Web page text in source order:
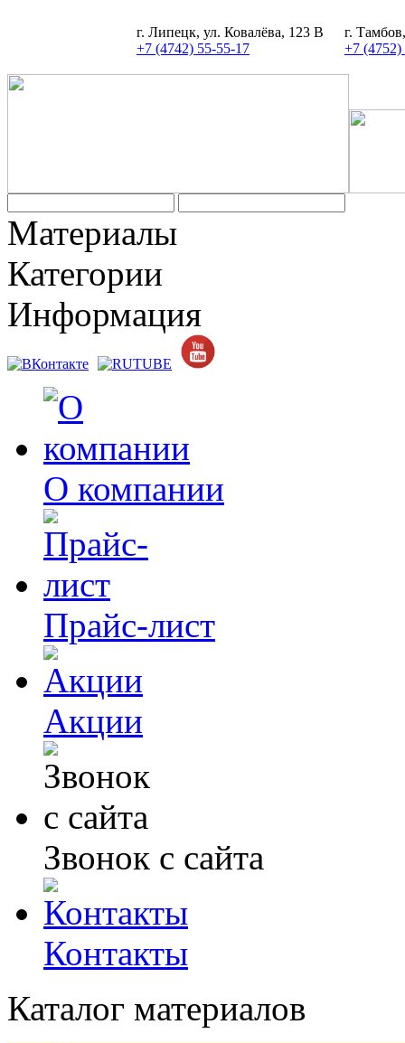
г. Липецк, ул. Ковалёва, 123 В
+7 (4742) 55-55-17
г.
+7 (4752)
Материалы
Категории
Информация
О компании
Прайс-лист
Акции
Звонок с сайта
Контакты
Каталог материалов